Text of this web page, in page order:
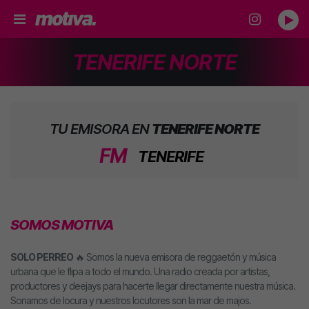
TENERIFE NORTE
TU EMISORA ENTENERIFE NORTE
FM TENERIFE
SOMOS MOTIVA
SOLO PERREO 🔥 Somos la nueva emisora de reggaetón y música
urbana que le flipa a todo el mundo. Una radio creada por artistas,
productores y deejays para hacerte llegar directamente nuestra música.
Sonamos de locura y nuestros locutores son la mar de majos.